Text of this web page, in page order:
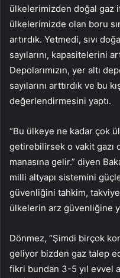
ülkelerimizden doğal gaz
ülkelerimizde olan boru
artırdık. Yetmedi, sıvı
sayılarını, kapasitelerini
Depolarımızın, yer altı
sayılarını arttırdık ve bu
değerlendirmesini yaptı.
“Bu ülkeye ne kadar çok
getirebilirsek o vakit gazı
manasına gelir.” diyen
milli altyapı sistemini
güvenliğini tahkim,
ülkelerin arz güvenliğine
Dönmez, “Şimdi birçok
geliyor bizden gaz talep
fikri bundan 3-5 yıl evvel